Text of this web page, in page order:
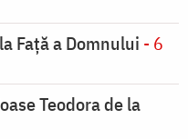
Față a Domnului - 6
Teodora de la